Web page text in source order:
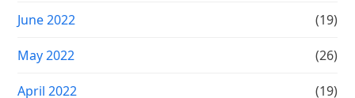
June 2022 (19)
May 2022 (26)
April 2022 (19)